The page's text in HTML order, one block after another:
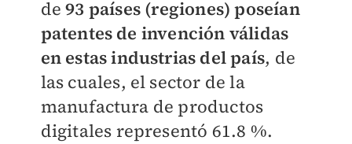
de93 países (regiones) poseían
patentes de invención válidas
en estas industrias del país, de
las cuales, el sector de la
manufactura de productos
digitales representó 61.8 %.